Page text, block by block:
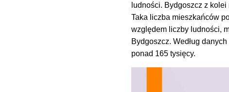
ludności. Bydgoszcz z
Taka liczba mieszkańców
względem liczby ludności,
Bydgoszcz. Według
ponad 165 tysięcy.